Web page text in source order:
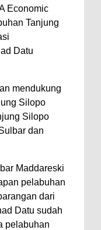
Economic
Tanjung
Datu
mendukung
Silopo
Silopo
dan
Maddareski
pelabuhan
dari
Datu sudah
pelabuhan